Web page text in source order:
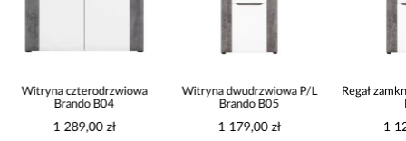
Witryna czterodrzwiowa
Brando B04
1 289,00 zł
Witryna dwudrzwiowa P/L
Brando B05
1 179,00 zł
Regał
1